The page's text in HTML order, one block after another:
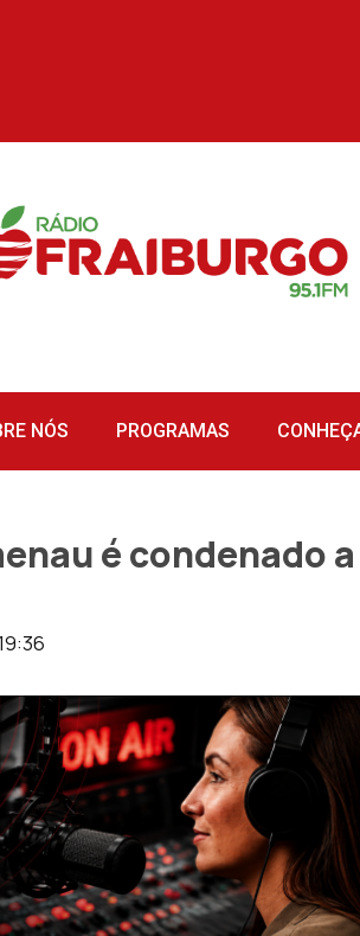
NÓS PROGRAMAS
é condenado a